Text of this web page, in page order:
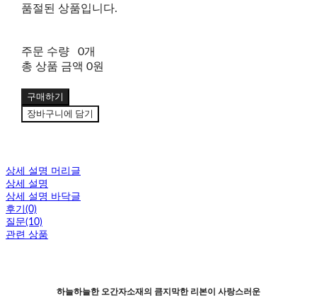
품절된 상품입니다.
주문 수량
0개
총 상품 금액 0원
구매하기
장바구니에 담기
상세 설명 머리글
상세 설명
상세 설명 바닥글
후기(0)
질문(10)
관련 상품
하늘하늘한 오간자소재의 큼지막한 리본이 사랑스러운